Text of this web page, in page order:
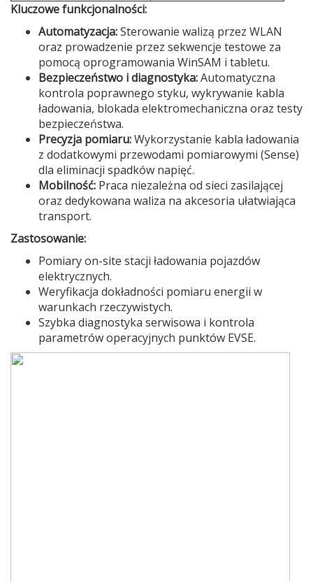
Kluczowe funkcjonalności:
Automatyzacja:Sterowanie walizą przez WLAN
oraz prowadzenie przez sekwencje testowe za
pomocą oprogramowania WinSAM i tabletu.
Bezpieczeństwo i diagnostyka:Automatyczna
kontrola poprawnego styku, wykrywanie kabla
ładowania, blokada elektromechaniczna oraz testy
bezpieczeństwa.
Precyzja pomiaru:Wykorzystanie kabla ładowania
z dodatkowymi przewodami pomiarowymi (Sense)
dla eliminacji spadków napięć.
Mobilność: Praca niezależna od sieci zasilającej
oraz dedykowana waliza na akcesoria ułatwiająca
transport.
Zastosowanie:
Pomiary on-site stacji ładowania pojazdów
elektrycznych.
Weryfikacja dokładności pomiaru energii w
warunkach rzeczywistych.
Szybka diagnostyka serwisowa i kontrola
parametrów operacyjnych punktów EVSE.